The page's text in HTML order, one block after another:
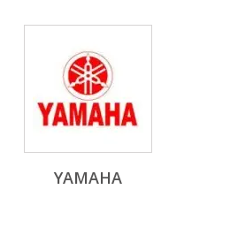
YAMAHA